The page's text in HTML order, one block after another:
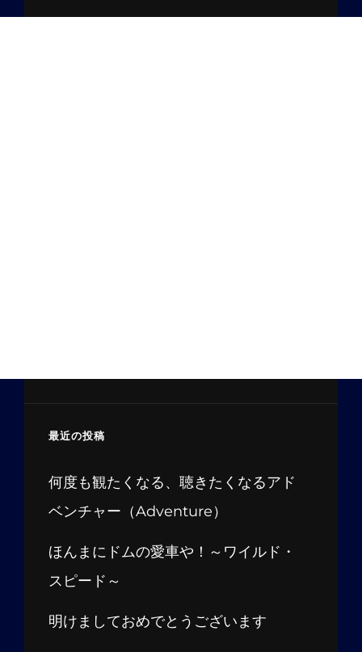
最近の投稿
何度も観たくなる、聴きたくなるアド
ベンチャー（Adventure）
ほんまにドムの愛車や！～ワイルド・
スピード～
明けましておめでとうございます